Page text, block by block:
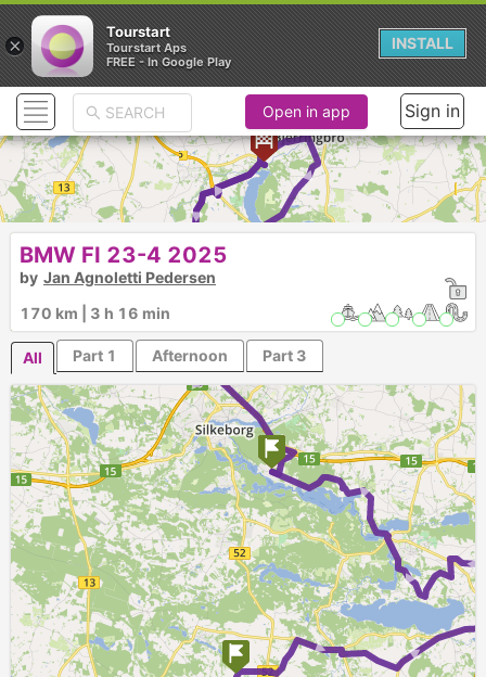
► ► ►
► ► ► ► ►
► ► ► ► ► ►
Open in app Sign in
BMW FI 23-4 2025
by Jan Agnoletti Pedersen
170 km | 3 h 16 min
All Part 1 Afternoon Part 3
×
Tourstart
Tourstart Aps
FREE - In Google Play
INSTALL